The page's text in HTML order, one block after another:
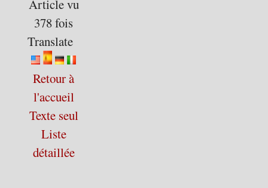
Article vu
378 fois
Translate
Retour à
l'accueil
Texte seul
Liste
détaillée